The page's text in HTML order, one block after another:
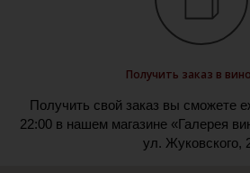
Получить заказ в
Получить свой заказ вы сможете
22:00 в нашем магазине «Галерея
ул. Жуковского,